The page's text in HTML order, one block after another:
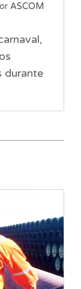
ASCOM
durante